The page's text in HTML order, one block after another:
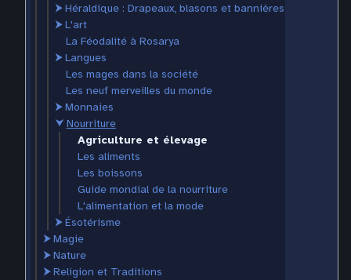
⮞Héraldique : Drapeaux, blasons et bannières
⮞L'art
La Féodalité à Rosarya
⮞Langues
Les mages dans la société
Les neuf merveilles du monde
⮞Monnaies
⮟ Nourriture
Agriculture et élevage
Les aliments
Les boissons
Guide mondial de la nourriture
L'alimentation et la mode
⮞Ésotérisme
⮞Magie
⮞Nature
⮞Religion et Traditions